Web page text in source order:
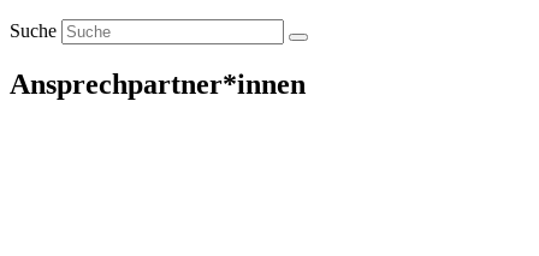
Suche
Ansprechpartner*innen